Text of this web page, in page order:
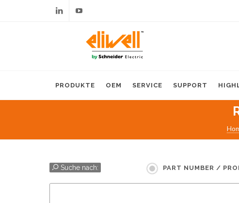
PRODUKTE OEM SERVICE SUPPORT
Suche nach: PART NUMBER /